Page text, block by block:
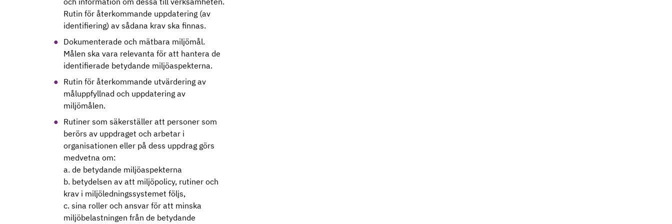
Rutin för återkommande uppdatering (av
identifiering) av sådana krav ska finnas.
Dokumenterade och mätbara miljömål.
Målen ska vara relevanta för att hantera de
identifierade betydande miljöaspekterna.
Rutin för återkommande utvärdering av
måluppfyllnad och uppdatering av
miljömålen.
Rutiner som säkerställer att personer som
berörs av uppdraget och arbetar i
organisationen eller på dess uppdrag görs
medvetna om:
a. de betydande miljöaspekterna
b. betydelsen av att miljöpolicy, rutiner och
krav i miljöledningssystemet följs,
c. sina roller och ansvar för att minska
miljöbelastningen från de betydande